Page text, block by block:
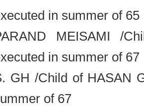
executed in summer of
PARAND MEISAMI /
executed in summer of
S. GH /Child of
summer of 67